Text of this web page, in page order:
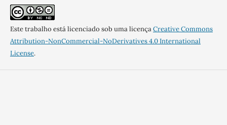
Este trabalho está licenciado sob uma licençaCreative Commons
Attribution-NonCommercial-NoDerivatives 4.0 International
License.